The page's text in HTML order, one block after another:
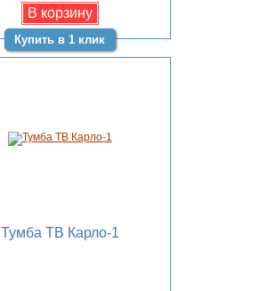
Купить в 1 клик
Тумба ТВ Карло-1